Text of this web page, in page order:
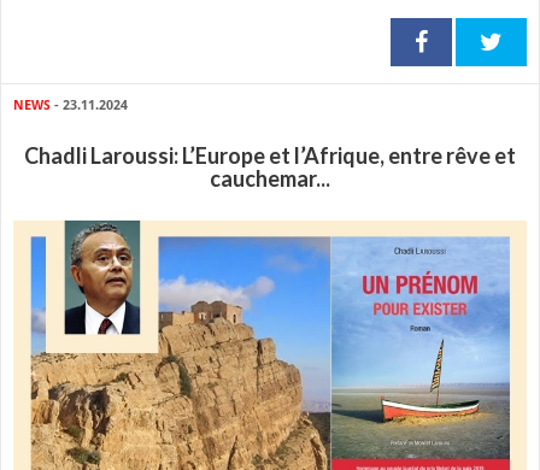
NEWS - 23.11.2024
Chadli Laroussi: L’Europe et l’Afrique, entre rêve et
cauchemar...